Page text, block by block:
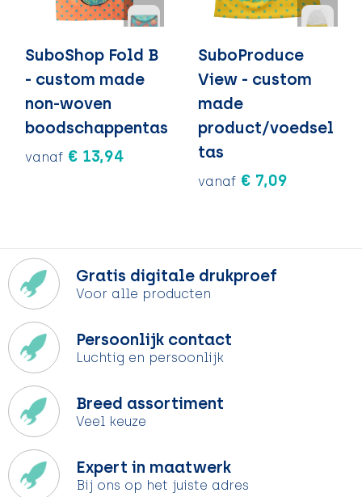
SuboShop Fold B
- custom made
non-woven
boodschappentas
vanaf € 13,94
SuboProduce
View - custom
made
product/voedsel
tas
vanaf € 7,09
Gratis digitale drukproef
Voor alle producten
Persoonlijk contact
Luchtig en persoonlijk
Breed assortiment
Veel keuze
Expert in maatwerk
Bij ons op het juiste adres